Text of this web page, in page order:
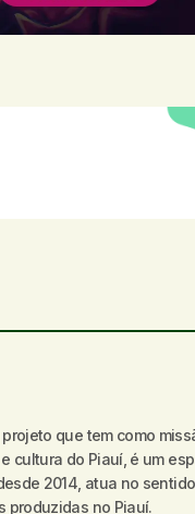
que tem como
cultura do Piauí, é um
2014, atua no
produzidas no Piauí.